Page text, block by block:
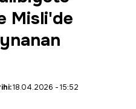
Misli'de
18.04.2026 - 15:52